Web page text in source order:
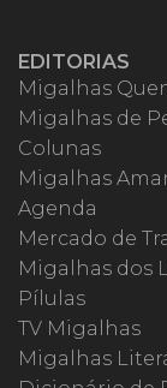
EDITORIAS
Migalhas
Migalhas de
Colunas
Migalhas
Agenda
Mercado de
Migalhas dos
Pílulas
TV Migalhas
Migalhas